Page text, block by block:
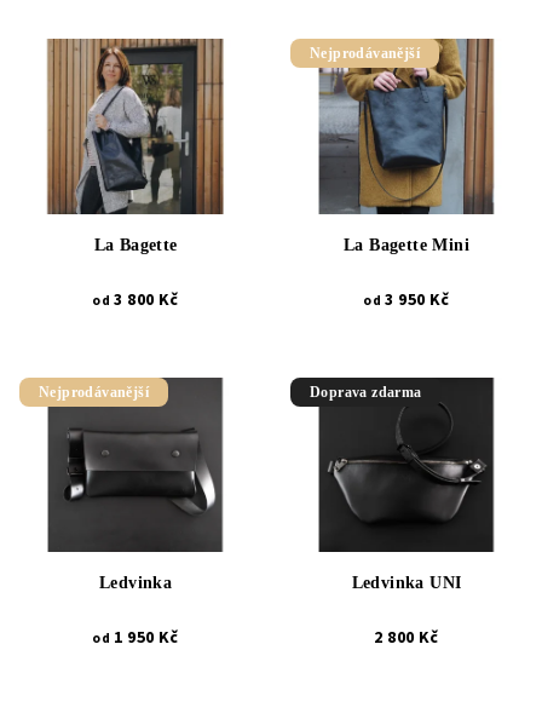
La Bagette
od 3 800 Kč
Nejprodávanější
La Bagette Mini
od 3 950 Kč
Nejprodávanější
Ledvinka
od 1 950 Kč
Doprava zdarma
Ledvinka UNI
2 800 Kč